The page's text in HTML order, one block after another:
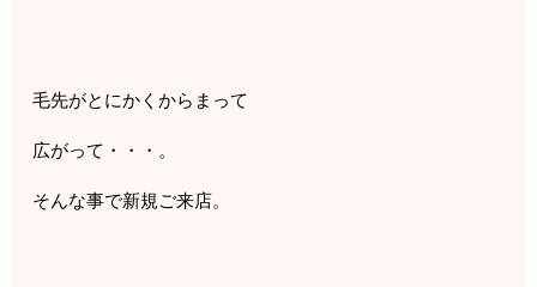
毛先がとにかくからまって
広がって・・・。
そんな事で新規ご来店。